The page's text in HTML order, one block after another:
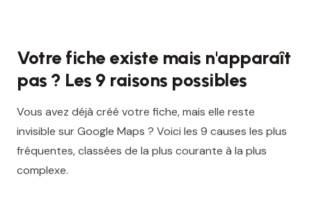
Votre fiche existe mais n'apparaît
pas ? Les 9 raisons possibles
Vous avez déjà créé votre fiche, mais elle reste
invisible sur Google Maps ? Voici les 9 causes les plus
fréquentes, classées de la plus courante à la plus
complexe.